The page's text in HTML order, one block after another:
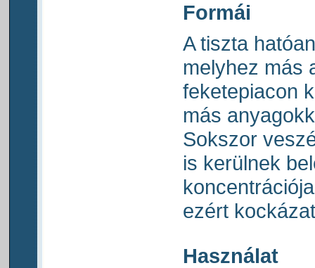
Formái
A tiszta
melyhez más
feketepiacon
más
Sokszor
is kerülnek
ezért
Használat